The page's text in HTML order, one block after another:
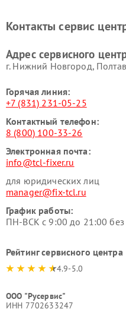
Контакты сервис
Адрес сервисного
г. Нижний Новгород,
Горячая линия:
+7 (831) 231-05-25
Контактный телефон:
8 (800) 100-33-26
Электронная почта:
info@tcl-fixer.ru
для юридических лиц
manager@fix-tcl.ru
График работы:
ПН-ВСК с 9:00 до 21:00
Рейтинг сервисного центра
4.9-5.0
ООО "Русервис"
ИНН 7702633247